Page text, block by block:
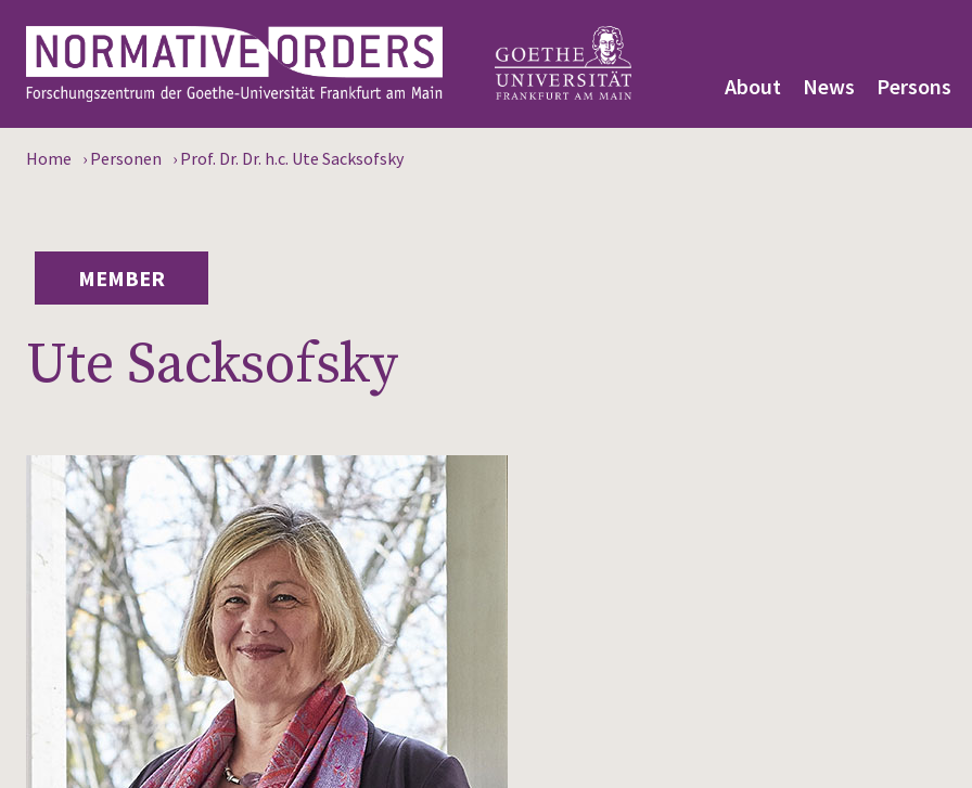
About News Persons
Home › Personen › Prof. Dr. Dr. h.c. Ute Sacksofsky
MEMBER
Ute Sacksofsky